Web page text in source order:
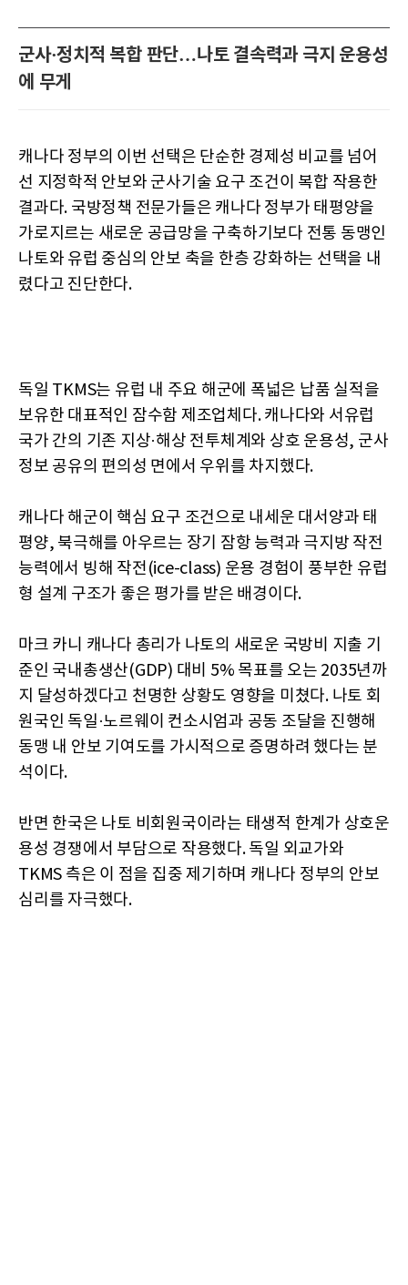
군사·정치적 복합 판단…나토 결속력과 극지 운용성
에 무게
캐나다 정부의 이번 선택은 단순한 경제성 비교를 넘어
선 지정학적 안보와 군사기술 요구 조건이 복합 작용한
결과다. 국방정책 전문가들은 캐나다 정부가 태평양을
가로지르는 새로운 공급망을 구축하기보다 전통 동맹인
나토와 유럽 중심의 안보 축을 한층 강화하는 선택을 내
렸다고 진단한다.
독일 TKMS는 유럽 내 주요 해군에 폭넓은 납품 실적을
보유한 대표적인 잠수함 제조업체다. 캐나다와 서유럽
국가 간의 기존 지상·해상 전투체계와 상호 운용성, 군사
정보 공유의 편의성 면에서 우위를 차지했다.
캐나다 해군이 핵심 요구 조건으로 내세운 대서양과 태
평양, 북극해를 아우르는 장기 잠항 능력과 극지방 작전
능력에서 빙해 작전(ice-class) 운용 경험이 풍부한 유럽
형 설계 구조가 좋은 평가를 받은 배경이다.
마크 카니 캐나다 총리가 나토의 새로운 국방비 지출 기
준인 국내총생산(GDP) 대비 5% 목표를 오는 2035년까
지 달성하겠다고 천명한 상황도 영향을 미쳤다. 나토 회
원국인 독일·노르웨이 컨소시엄과 공동 조달을 진행해
동맹 내 안보 기여도를 가시적으로 증명하려 했다는 분
석이다.
반면 한국은 나토 비회원국이라는 태생적 한계가 상호운
용성 경쟁에서 부담으로 작용했다. 독일 외교가와
TKMS 측은 이 점을 집중 제기하며 캐나다 정부의 안보
심리를 자극했다.